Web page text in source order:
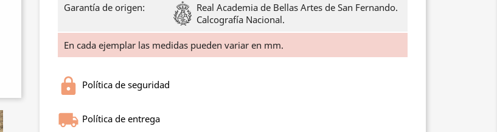
Garantía de origen:
Real Academia de Bellas Artes de San Fernando.
Calcografía Nacional.
En cada ejemplar las medidas pueden variar en mm.
Política de seguridad
Política de entrega